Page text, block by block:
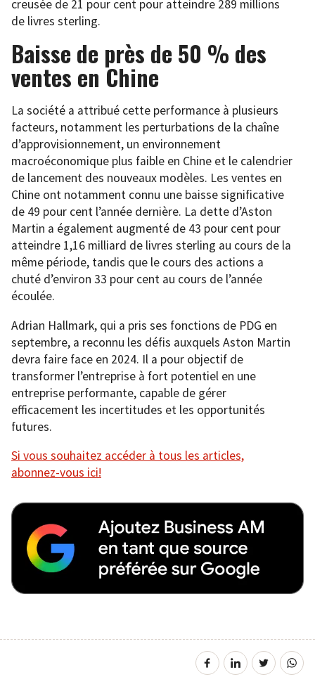
creusée de 21 pour cent pour atteindre 289 millions
de livres sterling.
Baisse de près de 50 % des
ventes en Chine
La société a attribué cette performance à plusieurs
facteurs, notamment les perturbations de la chaîne
d’approvisionnement, un environnement
macroéconomique plus faible en Chine et le calendrier
de lancement des nouveaux modèles. Les ventes en
Chine ont notamment connu une baisse significative
de 49 pour cent l’année dernière. La dette d’Aston
Martin a également augmenté de 43 pour cent pour
atteindre 1,16 milliard de livres sterling au cours de la
même période, tandis que le cours des actions a
chuté d’environ 33 pour cent au cours de l’année
écoulée.
Adrian Hallmark, qui a pris ses fonctions de PDG en
septembre, a reconnu les défis auxquels Aston Martin
devra faire face en 2024. Il a pour objectif de
transformer l’entreprise à fort potentiel en une
entreprise performante, capable de gérer
efficacement les incertitudes et les opportunités
futures.
Si vous souhaitez accéder à tous les articles,
abonnez-vous ici!